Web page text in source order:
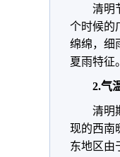
清明
个时候的
绵绵，细
夏雨特征
2.气
清明
现的西南
东地区由